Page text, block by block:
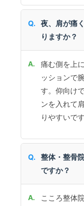
夜、肩が痛
りますか？
痛む側を上
ッションで
す。仰向け
ンを入れて
りやすいです
整体・整骨
ですか？
こころ整体